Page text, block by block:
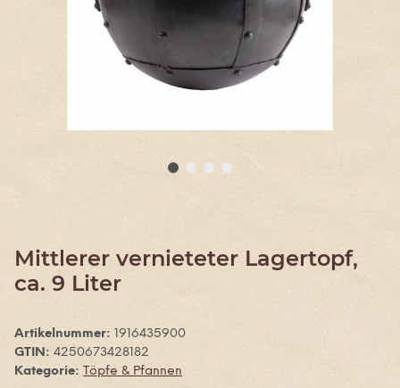
Mittlerer vernieteter Lagertopf,
ca. 9 Liter
Artikelnummer:
1916435900
GTIN: 4250673428182
Kategorie: Töpfe & Pfannen